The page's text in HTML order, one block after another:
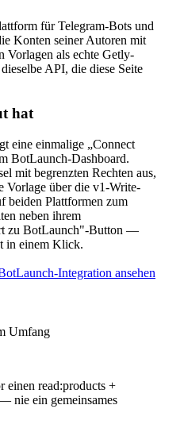
für Telegram-Bots und
Konten seiner Autoren mit
Vorlagen als echte Getly-
API, die diese Seite
hat
eine einmalige „Connect
BotLaunch-Dashboard.
mit begrenzten Rechten aus,
Vorlage über die v1-Write-
beiden Plattformen zum
neben ihrem
zu BotLaunch"-Button —
in einem Klick.
Integration ansehen
Umfang
einen read:products +
nie ein gemeinsames